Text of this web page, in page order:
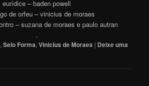
eurídice – baden powell
de orfeu – vinicius de moraes
– suzana de moraes e paulo autran
.
,Selo Forma,Vinicius de Moraes | Deixe uma